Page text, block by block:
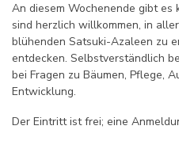
An diesem Wochenende gibt es
sind herzlich willkommen, in
blühenden Satsuki-Azaleen zu
entdecken. Selbstverständlich
bei Fragen zu Bäumen, Pflege,
Entwicklung.
Der Eintritt ist frei; eine